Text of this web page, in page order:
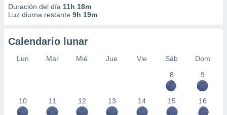
Duración del día 11h 18m
Luz diurna restante 9h 19m
Calendario lunar
Lun Mar Mié Jue Vie Sáb
Dom
8
9
10 11 12 13 14 15 16